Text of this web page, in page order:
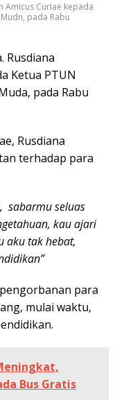
Amicus Curiae kepada
pada Rabu
Rusdiana
Ketua PTUN
pada Rabu
Rusdiana
terhadap para
sabarmu seluas
kau ajari
aku tak hebat,
para
mulai waktu,
Bus Gratis